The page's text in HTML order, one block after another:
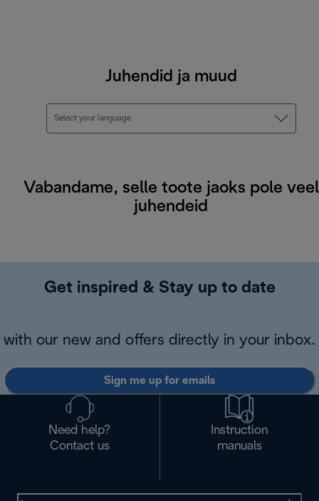
Juhendid ja muud
Select your language
Vabandame, selle toote jaoks pole veel
juhendeid
Get inspired & Stay up to date
with our new and offers directly in your inbox.
Sign me up for emails
Need help?
Contact us
Instruction
manuals